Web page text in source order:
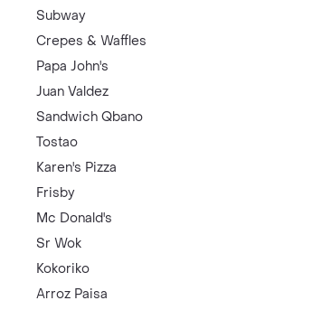
Subway
Crepes & Waffles
Papa John's
Juan Valdez
Sandwich Qbano
Tostao
Karen's Pizza
Frisby
Mc Donald's
Sr Wok
Kokoriko
Arroz Paisa